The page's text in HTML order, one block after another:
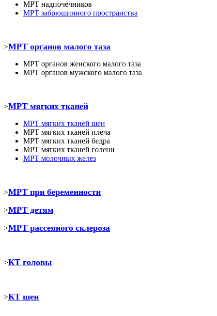
МРТ надпочечников
МРТ забрюшинного пространства
>МРТ органов малого таза
МРТ органов женского малого таза
МРТ органов мужского малого таза
>МРТ мягких тканей
МРТ мягких тканей шеи
МРТ мягких тканей плеча
МРТ мягких тканей бедра
МРТ мягких тканей голени
МРТ молочных желез
>МРТ при беременности
>МРТ детям
>МРТ рассеяного склероза
>КТ головы
>КТ шеи